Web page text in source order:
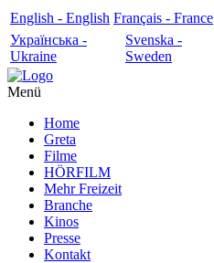
English - English Français - France
Українська -
Ukraine
Svenska -
Sweden
Menü
Home
Greta
Filme
HÖRFILM
Mehr Freizeit
Branche
Kinos
Presse
Kontakt